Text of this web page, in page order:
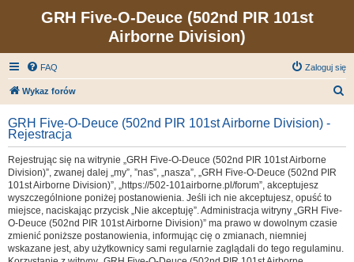
GRH Five-O-Deuce (502nd PIR 101st
Airborne Division)
FAQ Zaloguj się
Wykaz forów
k
GRH Five-O-Deuce (502nd PIR 101st Airborne Division) -
Rejestracja
Rejestrując się na witrynie „GRH Five-O-Deuce (502nd PIR 101st Airborne
Division)”, zwanej dalej „my”, ”nas”, „nasza”, „GRH Five-O-Deuce (502nd PIR
101st Airborne Division)”, „https://502-101airborne.pl/forum”, akceptujesz
wyszczególnione poniżej postanowienia. Jeśli ich nie akceptujesz, opuść to
miejsce, naciskając przycisk „Nie akceptuję”. Administracja witryny „GRH Five-
O-Deuce (502nd PIR 101st Airborne Division)” ma prawo w dowolnym czasie
zmienić poniższe postanowienia, informując cię o zmianach, niemniej
wskazane jest, aby użytkownicy sami regularnie zaglądali do tego regulaminu.